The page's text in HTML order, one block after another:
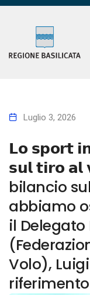
Luglio 3, 2026
𝗟𝗼 𝘀𝗽𝗼𝗿𝘁
𝘀𝘂𝗹 𝘁𝗶𝗿𝗼
bilancio
abbiamo
il Delegato
Volo),